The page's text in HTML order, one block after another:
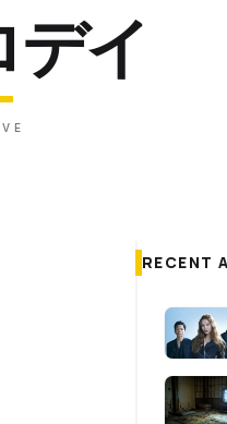
イ
RECENT